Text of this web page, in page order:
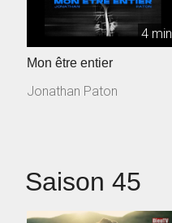
4 min
Mon être entier
Jonathan Paton
Saison 45